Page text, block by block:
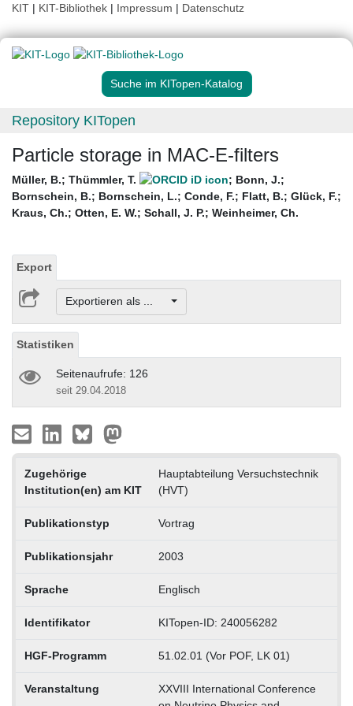
KIT | KIT-Bibliothek | Impressum | Datenschutz
Suche im KITopen-Katalog
Repository KITopen
Particle storage in MAC-E-filters
Müller, B.; Thümmler, T. ; Bonn, J.;
Bornschein, B.; Bornschein, L.; Conde, F.; Flatt, B.; Glück, F.;
Kraus, Ch.; Otten, E. W.; Schall, J. P.; Weinheimer, Ch.
Export
Exportieren als ...
Statistiken
Seitenaufrufe: 126
seit 29.04.2018
Zugehörige
Institution(en) am KIT
Hauptabteilung Versuchstechnik
(HVT)
Publikationstyp Vortrag
Publikationsjahr 2003
Sprache Englisch
Identifikator KITopen-ID: 240056282
HGF-Programm 51.02.01 (Vor POF, LK 01)
Veranstaltung
XXVIII International Conference